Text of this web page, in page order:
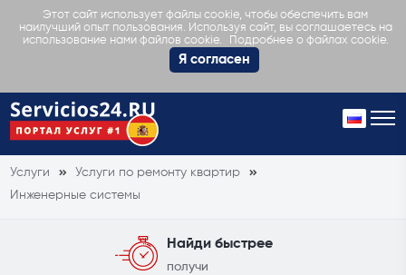
Этот сайт использует файлы cookie, чтобы обеспечить вам
наилучший опыт пользования. Используя сайт, вы соглашаетесь на
использование нами файлов cookie.
Подробнее о файлах cookie.
Я согласен
Услуги
Услуги по ремонту квартир
Инженерные системы
Найди быстрее
получи